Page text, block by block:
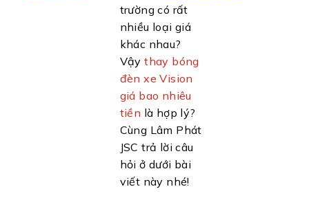
trường có rất
nhiều loại giá
khác nhau?
Vậythay bóng
đèn xe Vision
giá bao nhiêu
tiền là hợp lý?
Cùng Lâm Phát
JSC trả lời câu
hỏi ở dưới bài
viết này nhé!